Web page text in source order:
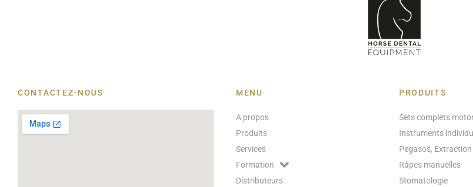
CONTACTEZ-NOUS MENU
A propos
Produits
Services
Formation
Distributeurs
PRODUITS
Sets complets
Instruments
Pegasos,
Râpes manuelles
Stomatologie